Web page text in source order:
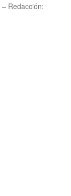
– Redacción: